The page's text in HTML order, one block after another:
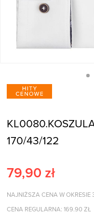
170/43/122
79,90 zł
NAJNIŻSZA CENA W
CENA REGULARNA: 169.90 ZŁ